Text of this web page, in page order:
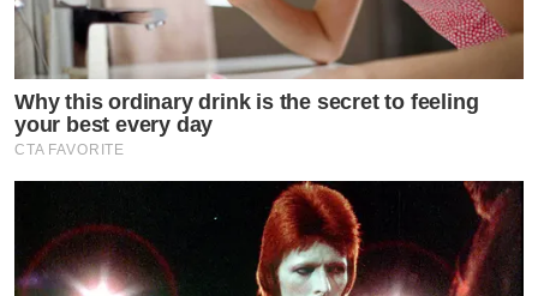
Why this ordinary drink is the secret to feeling
your best every day
CTA FAVORITE